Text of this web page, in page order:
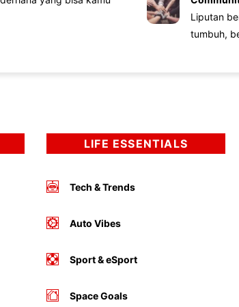
Liputan
tumbuh,
LIFE ESSENTIALS
Tech & Trends
Auto Vibes
Sport & eSport
Space Goals